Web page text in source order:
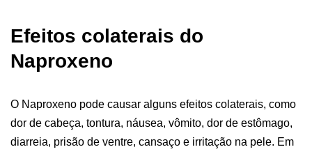
Efeitos colaterais do
Naproxeno
O Naproxeno pode causar alguns efeitos colaterais, como
dor de cabeça, tontura, náusea, vômito, dor de estômago,
diarreia, prisão de ventre, cansaço e irritação na pele. Em